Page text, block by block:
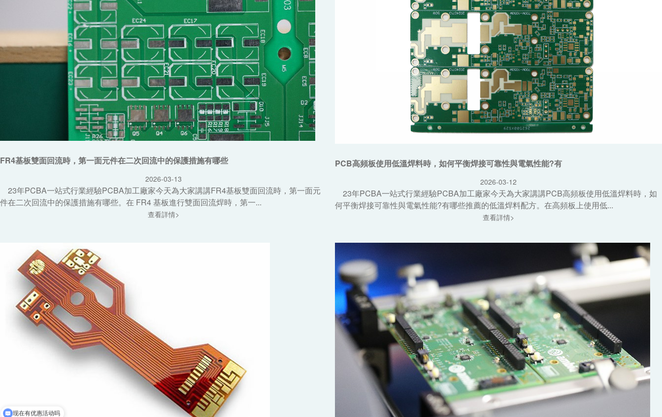
FR4基板雙面回流時，第一面元件在二次回流中的保護措施有哪些
2026-03-13
23年PCBA一站式行業經驗PCBA加工廠家今天為大家講講FR4基板雙面回流時，第一面元
件在二次回流中的保護措施有哪些。在 FR4 基板進行雙面回流焊時，第一...
查看詳情>
PCB高頻板使用低溫焊料時，如何平衡焊接可靠性與電氣性能?有
2026-03-12
23年PCBA一站式行業經驗PCBA加工廠家今天為大家講講PCB高頻板使用低溫焊料時，如
何平衡焊接可靠性與電氣性能?有哪些推薦的低溫焊料配方。在高頻板上使用低...
查看詳情>
现在有优惠活动吗